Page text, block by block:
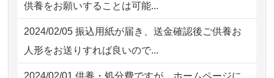
2026/07/29 12:23 大阪府の方からお申込み
してくださ...
2026/07/15 子供の頃から可愛がってきた七段飾り
の雛人形で...
供養をお願いすることは可能...
2024/02/05 振込用紙が届き、送金確認後ご供養お
人形をお送りすれば良いので...